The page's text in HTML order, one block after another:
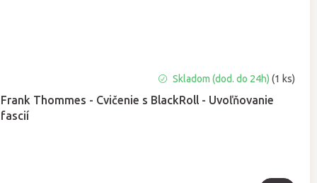
Frank Thommes - Cvičenie s BlackRoll - Uvoľňovanie
fascií
Skladom (dod. do 24h) (1 ks)